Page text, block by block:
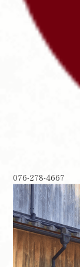
076-278-4667